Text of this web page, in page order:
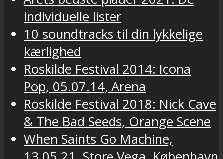
individuelle lister
10 soundtracks til din lykkelige
kærlighed
Roskilde Festival 2014: Icona
Pop, 05.07.14, Arena
Roskilde Festival 2018: Nick Cave
& The Bad Seeds, Orange Scene
When Saints Go Machine,